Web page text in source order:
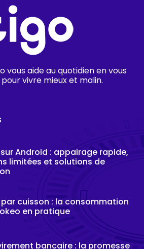
vous aide au quotidien en vous
vivre mieux et malin.
Android : appairage rapide,
limitées et solutions de
cuisson : la consommation
en pratique
bancaire : la promesse